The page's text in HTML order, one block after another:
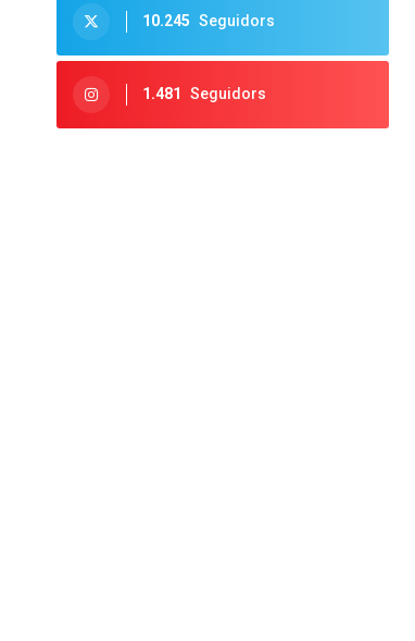
10.245 Seguidors
1.481 Seguidors